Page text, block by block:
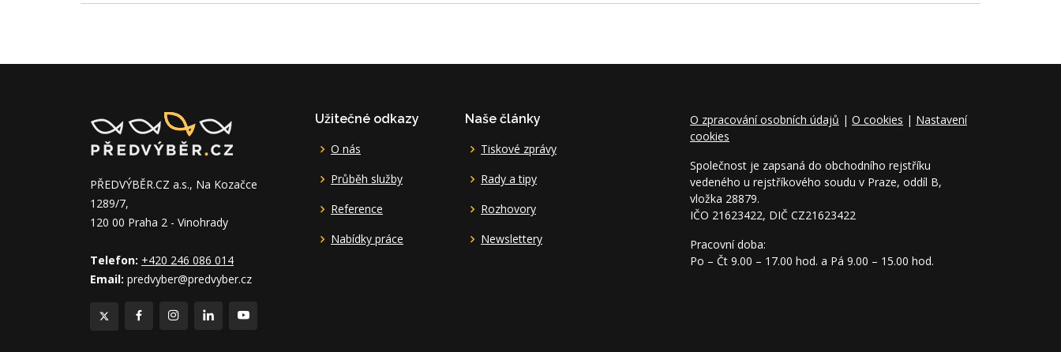
PŘEDVÝBĚR.CZ a.s., Na Kozačce
1289/7,
120 00 Praha 2 - Vinohrady
Telefon: +420 246 086 014
Email: predvyber@predvyber.cz
Užitečné odkazy
O nás
Průběh služby
Reference
Nabídky práce
Naše články
Tiskové zprávy
Rady a tipy
Rozhovory
Newslettery
O zpracování osobních údajů | O cookies | Nastavení
cookies
Společnost je zapsaná do obchodního rejstříku
vedeného u rejstříkového soudu v Praze, oddíl B,
vložka 28879.
IČO 21623422, DIČ CZ21623422
Pracovní doba:
Po – Čt 9.00 – 17.00 hod. a Pá 9.00 – 15.00 hod.